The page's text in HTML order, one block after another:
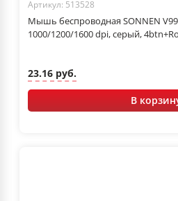
Артикул: 513528
Мышь беспроводная SONNEN
1000/1200/1600 dpi, серый,
23.16 руб.
В